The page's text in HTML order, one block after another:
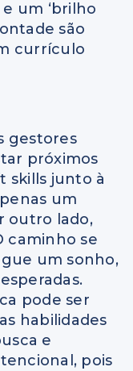
um ‘brilho
são
currículo
gestores
próximos
skills junto à
um
outro lado,
caminho se
um sonho,
pode ser
habilidades
e
pois